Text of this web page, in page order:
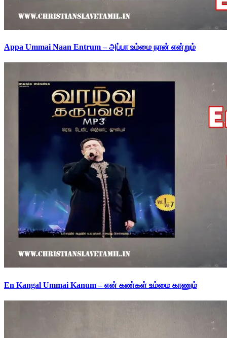
Appa Ummai Naan Entrum – அப்பா உம்மை நான் என்றும்
En Kangal Ummai Kanum – என் கண்கள் உம்மை காணும்